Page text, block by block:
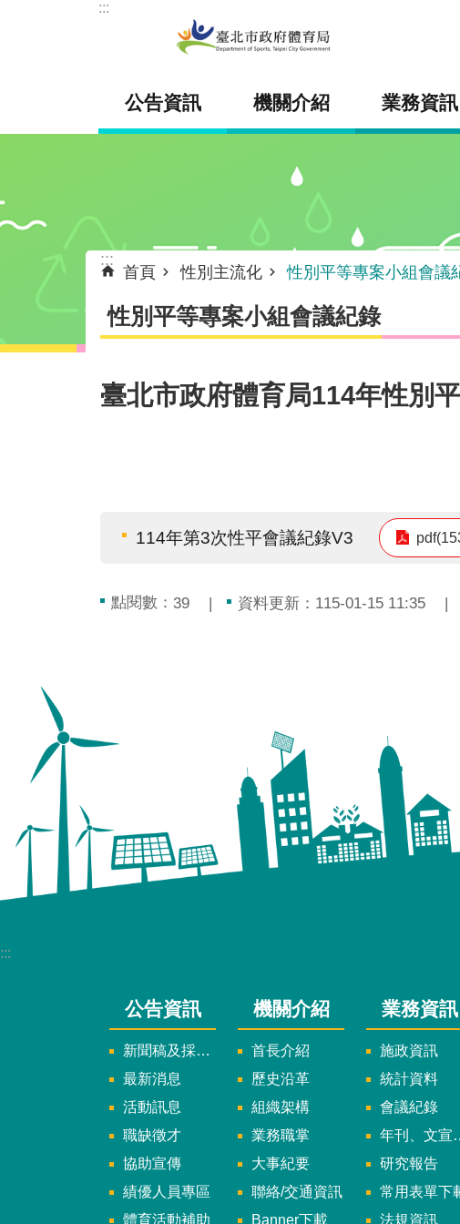
跳到主要內容區塊
:::
公告資訊 機關介紹 業務資訊
:::
首頁 性別主流化 性別平等專案小組會議
性別平等專案小組會議紀錄
臺北市政府體育局114年性別
114年第3次性平會議紀錄V3
點閱數： 39 資料更新：115-01-15 11:35
:::
公告資訊
新聞稿及採訪通知
最新消息
活動訊息
職缺徵才
協助宣傳
績優人員專區
體育活動補助
機關介紹
首長介紹
歷史沿革
組織架構
業務職掌
大事紀要
聯絡/交通資訊
Banner下載
業務資訊
施政資訊
統計資料
會議紀錄
年刊、文宣及出版品
研究報告
常用表單下
法規資訊